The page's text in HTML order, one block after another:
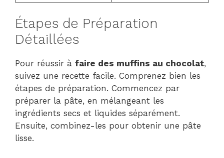
Étapes de Préparation
Détaillées
Pour réussir à faire des muffins au chocolat,
suivez une recette facile. Comprenez bien les
étapes de préparation. Commencez par
préparer la pâte, en mélangeant les
ingrédients secs et liquides séparément.
Ensuite, combinez-les pour obtenir une pâte
lisse.